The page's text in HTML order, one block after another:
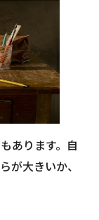
あります。自
が大きいか、